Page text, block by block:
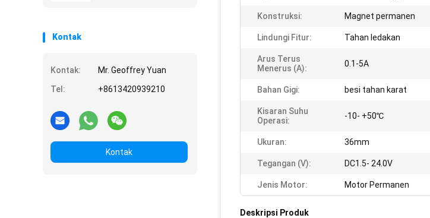
Kontak
Kontak:
Mr. Geoffrey Yuan
Tel:
+8613420939210
Kontak
Konstruksi: Magnet permanen
Lindungi Fitur: Tahan ledakan
Arus Terus
Menerus (a):
0.1-5A
Bahan Gigi: besi tahan karat
Kisaran Suhu
Operasi:
-10- +50℃
Ukuran: 36mm
Tegangan (v): DC1.5- 24.0V
Jenis Motor: Motor Permanen
Deskripsi Produk